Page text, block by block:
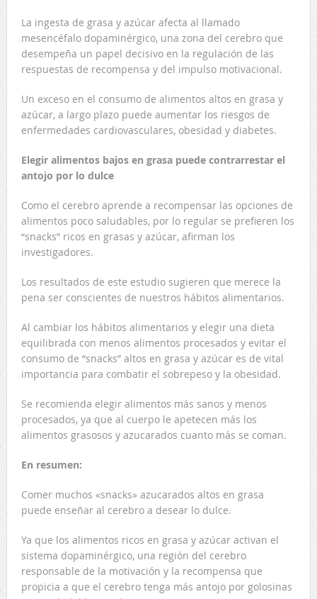
La ingesta de grasa y azúcar afecta al llamado
mesencéfalo dopaminérgico, una zona del cerebro que
desempeña un papel decisivo en la regulación de las
respuestas de recompensa y del impulso motivacional.
Un exceso en el consumo de alimentos altos en grasa y
azúcar, a largo plazo puede aumentar los riesgos de
enfermedades cardiovasculares, obesidad y diabetes.
Elegir alimentos bajos en grasa puede contrarrestar el
antojo por lo dulce
Como el cerebro aprende a recompensar las opciones de
alimentos poco saludables, por lo regular se prefieren los
“snacks” ricos en grasas y azúcar, afirman los
investigadores.
Los resultados de este estudio sugieren que merece la
pena ser conscientes de nuestros hábitos alimentarios.
Al cambiar los hábitos alimentarios y elegir una dieta
equilibrada con menos alimentos procesados y evitar el
consumo de “snacks” altos en grasa y azúcar es de vital
importancia para combatir el sobrepeso y la obesidad.
Se recomienda elegir alimentos más sanos y menos
procesados, ya que al cuerpo le apetecen más los
alimentos grasosos y azucarados cuanto más se coman.
En resumen:
Comer muchos «snacks» azucarados altos en grasa
puede enseñar al cerebro a desear lo dulce.
Ya que los alimentos ricos en grasa y azúcar activan el
sistema dopaminérgico, una región del cerebro
responsable de la motivación y la recompensa que
propicia a que el cerebro tenga más antojo por golosinas